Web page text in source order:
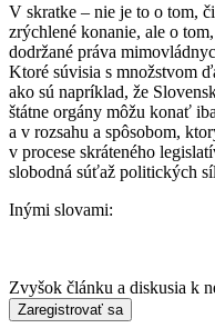
V skratke – nie je to o tom,
zrýchlené konanie, ale o
dodržané práva
Ktoré súvisia s množstvom
ako sú napríklad, že
štátne orgány môžu konať
a v rozsahu a spôsobom,
v procese skráteného
slobodná súťaž politických
Inými slovami:
Zvyšok článku a diskusia k